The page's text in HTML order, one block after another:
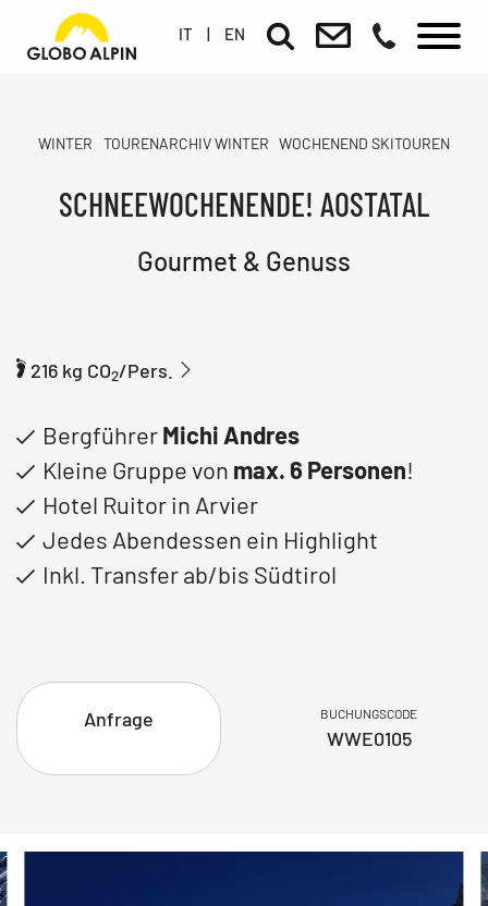
IT | EN
WINTER TOURENARCHIV WINTER WOCHENEND SKITOUREN
SCHNEEWOCHENENDE! AOSTATAL
Gourmet & Genuss
216 kg CO2/Pers.
BergführerMichi Andres
Kleine Gruppe von max. 6 Personen!
Hotel Ruitor in Arvier
Jedes Abendessen ein Highlight
Inkl. Transfer ab/bis Südtirol
Anfrage BUCHUNGSCODE
WWE0105